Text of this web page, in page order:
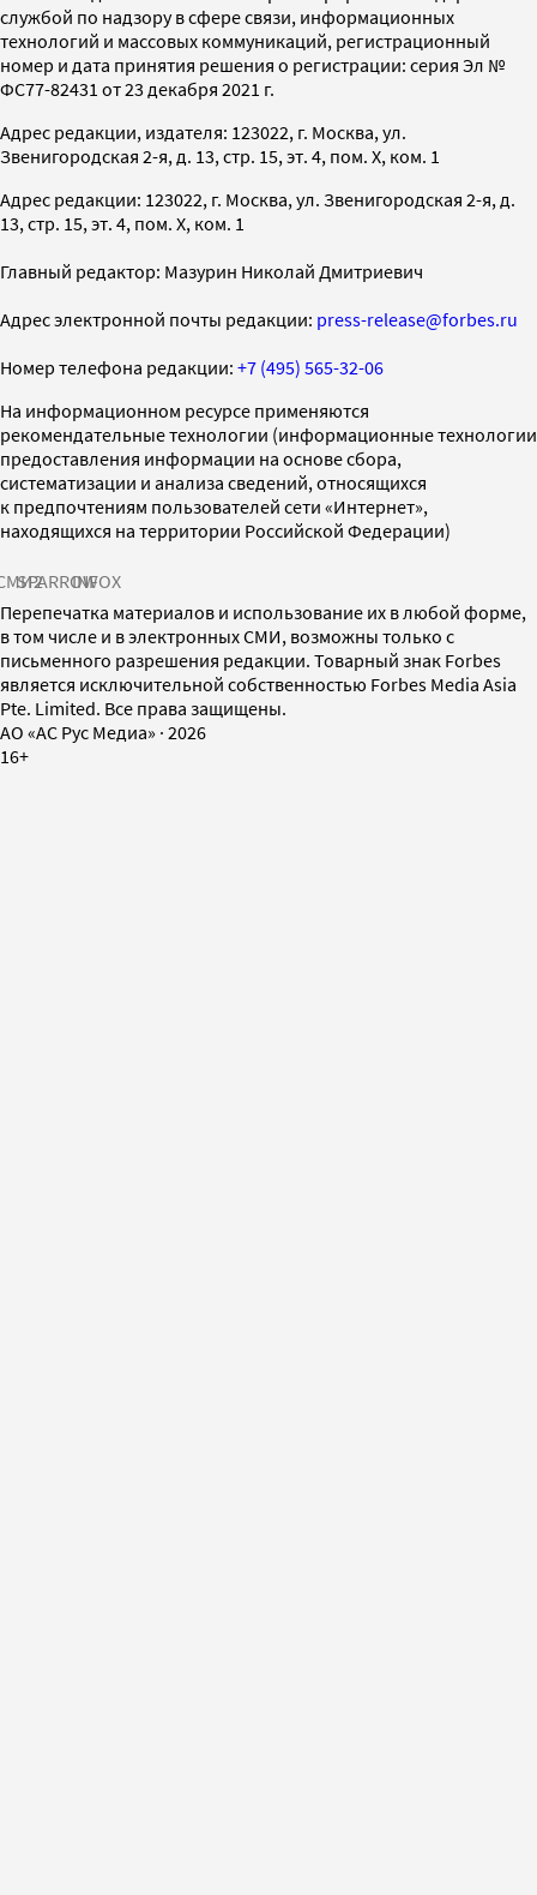
службой по надзору в сфере связи, информационных
технологий и массовых коммуникаций, регистрационный
номер и дата принятия решения о регистрации: серия Эл №
ФС77-82431 от 23 декабря 2021 г.
Адрес редакции, издателя: 123022, г. Москва, ул.
Звенигородская 2-я, д. 13, стр. 15, эт. 4, пом. X, ком. 1
Адрес редакции: 123022, г. Москва, ул. Звенигородская 2-я, д.
13, стр. 15, эт. 4, пом. X, ком. 1
Главный редактор: Мазурин Николай Дмитриевич
Адрес электронной почты редакции: press-release@forbes.ru
Номер телефона редакции: +7 (495) 565-32-06
На информационном ресурсе применяются
рекомендательные технологии (информационные технологии
предоставления информации на основе сбора,
систематизации и анализа сведений, относящихся
к предпочтениям пользователей сети «Интернет»,
находящихся на территории Российской Федерации)
SPARROWINFOX
Перепечатка материалов и использование их в любой форме,
в том числе и в электронных СМИ, возможны только с
письменного разрешения редакции. Товарный знак Forbes
является исключительной собственностью Forbes Media Asia
Pte. Limited. Все права защищены.
AO «АС Рус Медиа» · 2026
16+